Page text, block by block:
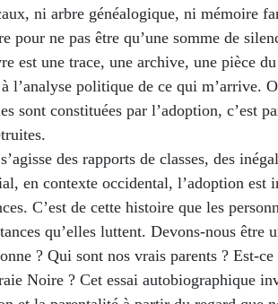
ni arbre généalogique, ni mémoire
pour ne pas être qu’une somme de
est une trace, une archive, une pièce
à l’analyse politique de ce qui m’arrive.
sont constituées par l’adoption, c’est
des rapports de classes, des
en contexte occidental, l’adoption est
C’est de cette histoire que les
qu’elles luttent. Devons-nous être
? Qui sont nos vrais parents ? Est-ce
Noire ? Cet essai autobiographique